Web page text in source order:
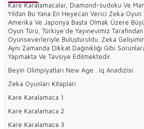
Kare Karalamacalar, Dıamond-sudoku Ve
Yıldan Bu Yana En Heyecan Verici Zeka Oyun
Amerika Ve Japonya Başta Olmak Üzere
Oyun Türü, Türkiye`de Yayınevimiz
Oyunseverleriyle Buluşturuldu. Zeka
Aynı Zamanda Dikkat Dağınıklığı Gibi
Yapmakta Ve Tavsiye Edilmektedir.
Beyin Olimpiyatları New Age . Iq Anadizisi
Zeka Oyunları Kitapları
Kare Karalamaca 1
Kare Karalamaca 2
Kare Karalamaca 3